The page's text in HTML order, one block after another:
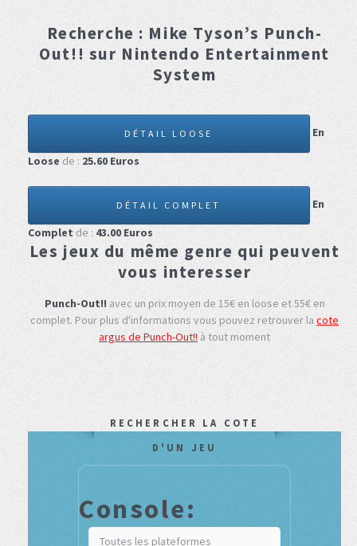
Recherche : Mike Tyson’s Punch-
Out!! sur Nintendo Entertainment
System
DÉTAIL LOOSE
En
Loose de : 25.60 Euros
DÉTAIL COMPLET
En
Complet de : 43.00 Euros
Les jeux du même genre qui peuvent
vous interesser
Punch-Out!! avec un prix moyen de 15€ en loose et 55€ en
complet. Pour plus d'informations vous pouvez retrouver la cote
argus de Punch-Out!! à tout moment
RECHERCHER LA COTE
D'UN JEU
Console: